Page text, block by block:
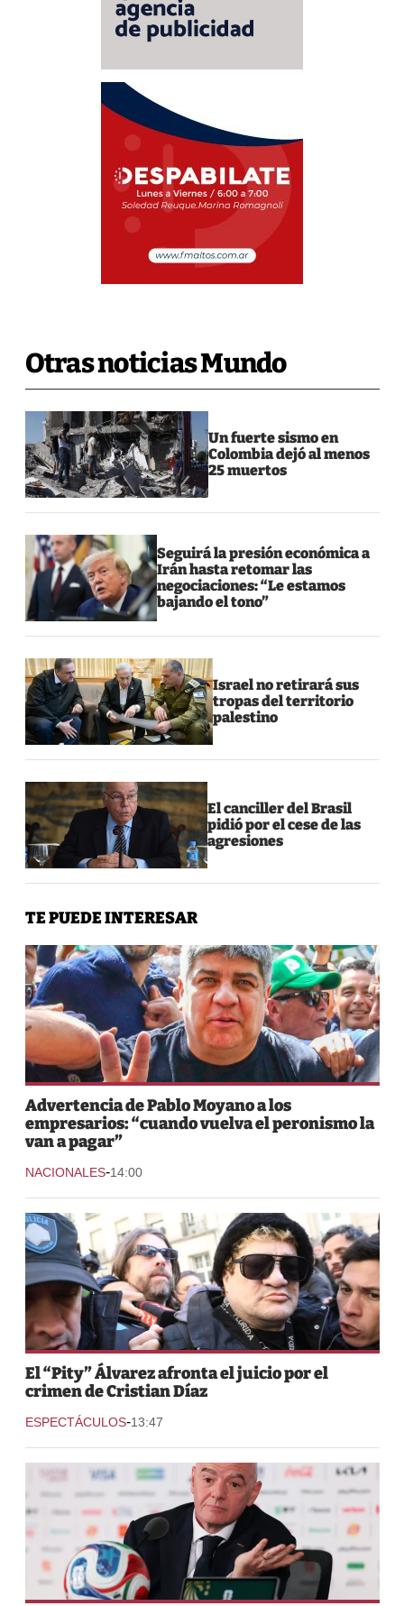
Otras noticias Mundo
Un fuerte sismo en
Colombia dejó al menos
25 muertos
Seguirá la presión económica a
Irán hasta retomar las
negociaciones: “Le estamos
bajando el tono”
Israel no retirará sus
tropas del territorio
palestino
El canciller del Brasil
pidió por el cese de las
agresiones
TE PUEDE INTERESAR
Advertencia de Pablo Moyano a los
empresarios: “cuando vuelva el peronismo la
van a pagar”
NACIONALES-14:00
El “Pity” Álvarez afronta el juicio por el
crimen de Cristian Díaz
ESPECTÁCULOS-13:47